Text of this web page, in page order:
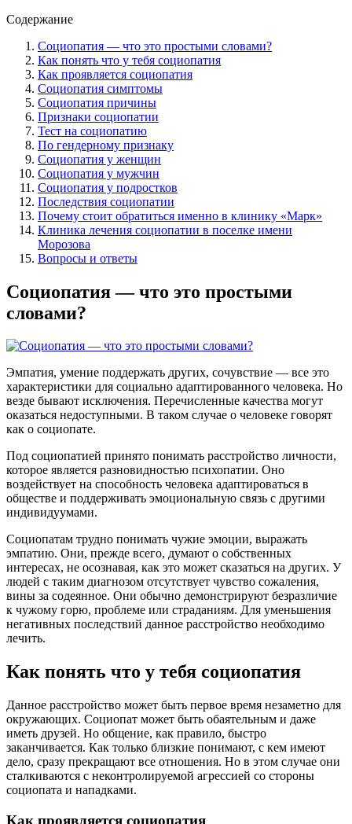
Содержание
Социопатия — что это простыми словами?
Как понять что у тебя социопатия
Как проявляется социопатия
Социопатия симптомы
Социопатия причины
Признаки социопатии
Тест на социопатию
По гендерному признаку
Социопатия у женщин
Социопатия у мужчин
Социопатия у подростков
Последствия социопатии
Почему стоит обратиться именно в клинику «Марк»
Клиника лечения социопатии в поселке имени
Морозова
Вопросы и ответы
Социопатия — что это простыми
словами?
Эмпатия, умение поддержать других, сочувствие — все это
характеристики для социально адаптированного человека. Но
везде бывают исключения. Перечисленные качества могут
оказаться недоступными. В таком случае о человеке говорят
как о социопате.
Под социопатией принято понимать расстройство личности,
которое является разновидностью психопатии. Оно
воздействует на способность человека адаптироваться в
обществе и поддерживать эмоциональную связь с другими
индивидуумами.
Социопатам трудно понимать чужие эмоции, выражать
эмпатию. Они, прежде всего, думают о собственных
интересах, не осознавая, как это может сказаться на других. У
людей с таким диагнозом отсутствует чувство сожаления,
вины за содеянное. Они обычно демонстрируют безразличие
к чужому горю, проблеме или страданиям. Для уменьшения
негативных последствий данное расстройство необходимо
лечить.
Как понять что у тебя социопатия
Данное расстройство может быть первое время незаметно для
окружающих. Социопат может быть обаятельным и даже
иметь друзей. Но общение, как правило, быстро
заканчивается. Как только близкие понимают, с кем имеют
дело, сразу прекращают все отношения. Но в этом случае они
сталкиваются с неконтролируемой агрессией со стороны
социопата и нападками.
Как проявляется социопатия